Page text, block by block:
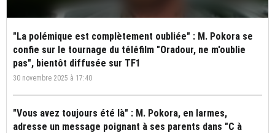
"La polémique est complètement oubliée" : M. Pokora se
confie sur le tournage du téléfilm "Oradour, ne m'oublie
pas", bientôt diffusée sur TF1
30 novembre 2025 à 17:40
"Vous avez toujours été là" : M. Pokora, en larmes,
adresse un message poignant à ses parents dans "C à